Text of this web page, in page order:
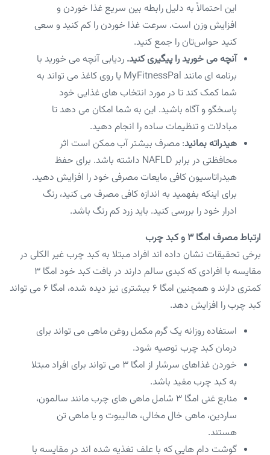
این احتمالاً به دلیل رابطه بین سریع غذا خوردن و
افزایش وزن است. سرعت غذا خوردن را کم کنید و سعی
کنید حواس‌تان را جمع کنید.
آنچه می خورید را پیگیری کنید. ردیابی آنچه می خورید با
برنامه ای مانند MyFitnessPal یا روی کاغذ می تواند به
شما کمک کند تا در مورد انتخاب های غذایی خود
پاسخگو و آگاه باشید. این به شما امکان می دهد تا
مبادلات و تنظیمات ساده را انجام دهید.
هیدراته بمانید: مصرف بیشتر آب ممکن است اثر
محافظتی در برابر NAFLD داشته باشد. برای حفظ
هیدراتاسیون کافی مایعات مصرفی خود را افزایش دهید.
برای اینکه بفهمید به اندازه کافی مصرف می کنید، رنگ
ادرار خود را بررسی کنید. باید زرد کم رنگ باشد.
ارتباط مصرف امگا ۳ و کبد چرب
برخی تحقیقات نشان داده اند افراد مبتلا به کبد چرب غیر الکلی در
مقایسه با افرادی که کبدی سالم دارند در بافت کبد خود امگا ۳
کمتری دارند و همچنین امگا ۶ بیشتری نیز دیده شده، امگا ۶ می تواند
کبد چرب را افزایش دهد.
استفاده روزانه یک گرم مکمل روغن ماهی می تواند برای
درمان کبد چرب توصیه شود.
خوردن غذاهای سرشار از امگا ۳ می تواند برای افراد مبتلا
به کبد چرب مفید باشد.
منابع غنی امگا ۳ شامل ماهی های چرب مانند سالمون،
ساردین، ماهی خال مخالی، هالیبوت و یا ماهی تن
هستند.
گوشت دام هایی که با علف تغذیه شده اند در مقایسه با